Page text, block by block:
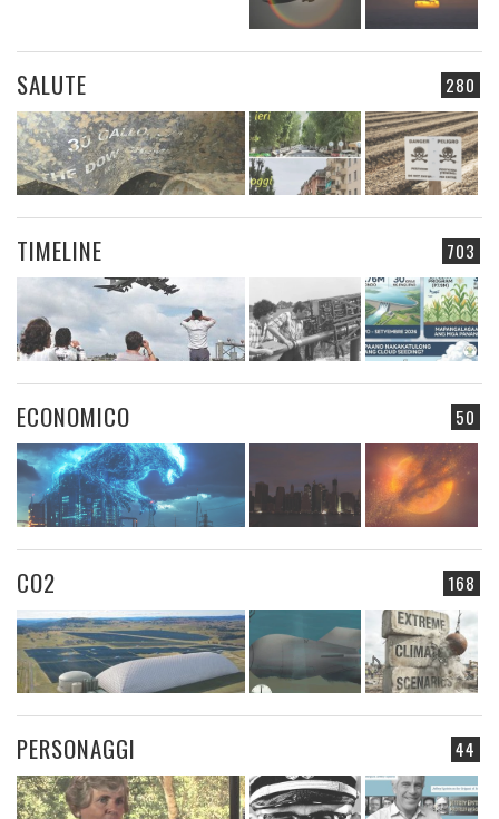
280
SALUTE
703
TIMELINE
50
ECONOMICO
168
CO2
44
PERSONAGGI